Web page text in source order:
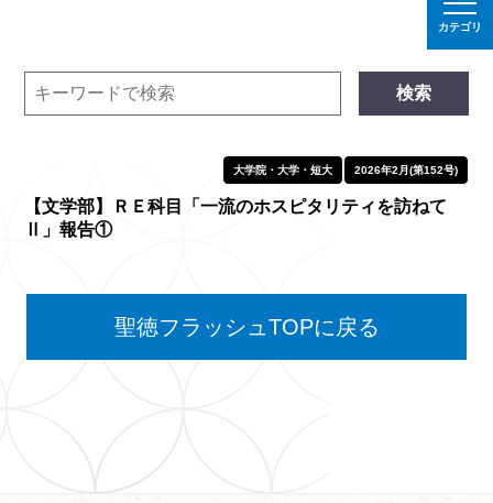
カテゴリ
検索
大学院・大学・短大 2026年2月(第152号)
【文学部】ＲＥ科目「一流のホスピタリティを訪ねて
Ⅱ」報告①
聖徳フラッシュTOPに戻る